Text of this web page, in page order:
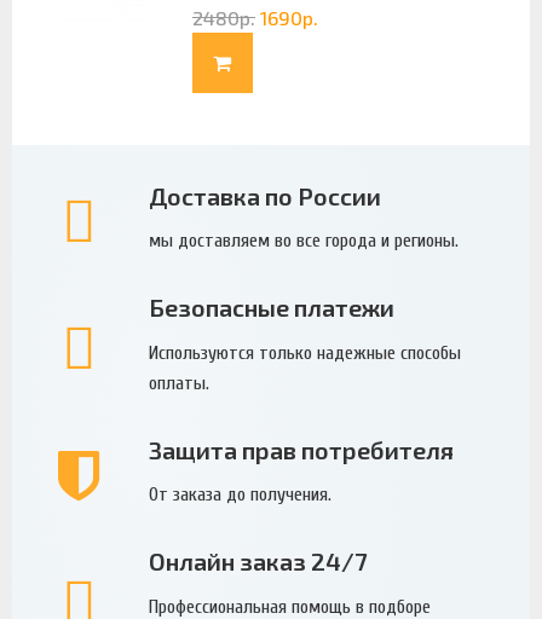
2480р. 1690р.
Доставка по России
мы доставляем во все города и регионы.
Безопасные платежи
Используются только надежные способы
оплаты.
Защита прав потребителя
От заказа до получения.
Онлайн заказ 24/7
Профессиональная помощь в подборе